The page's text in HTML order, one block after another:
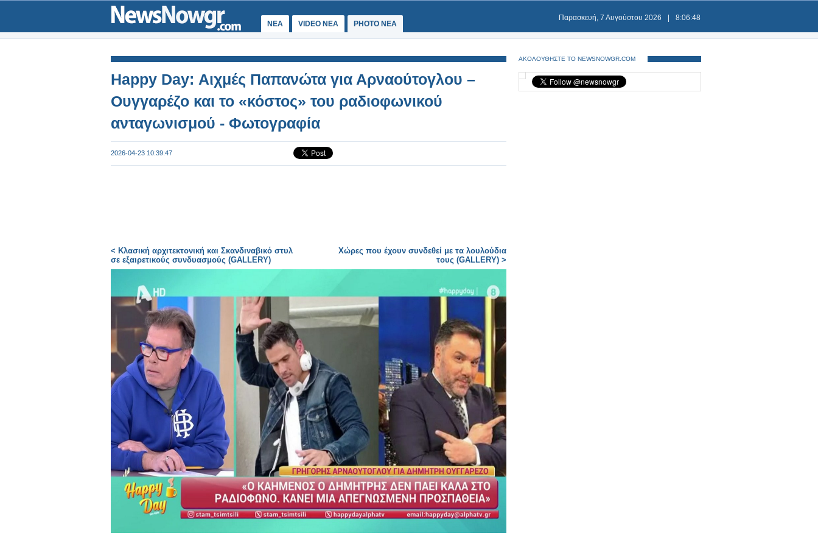
ΝΕΑ VIDEO NEA PHOTO NEA
Παρασκευή, 7 Αυγούστου 2026 8:06:48
Happy Day: Αιχμές Παπανώτα για Αρναούτογλου –
Ουγγαρέζο και το «κόστος» του ραδιοφωνικού
ανταγωνισμού - Φωτογραφία
2026-04-23 10:39:47
< Κλασική αρχιτεκτονική και Σκανδιναβικό στυλ
σε εξαιρετικούς συνδυασμούς (GALLERY)
Χώρες που έχουν συνδεθεί με τα λουλούδια
τους (GALLERY) >
ΑΚΟΛΟΥΘΗΣΤΕ ΤΟ NEWSNOWGR.COM